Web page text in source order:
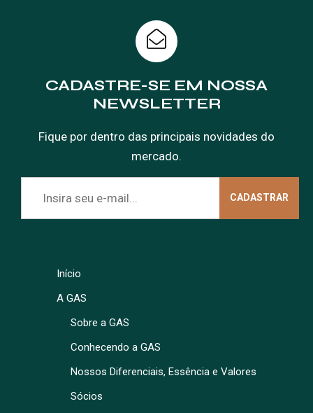
CADASTRE-SE EM NOSSA
NEWSLETTER
Fique por dentro das principais novidades do
mercado.
Início
A GAS
Sobre a GAS
Conhecendo a GAS
Nossos Diferenciais, Essência e Valores
Sócios